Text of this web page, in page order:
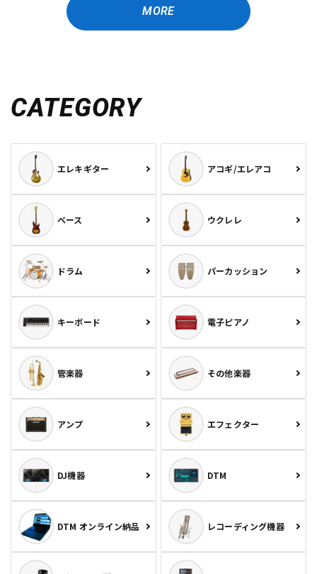
MORE
CATEGORY
エレキギター アコギ/エレアコ
ベース ウクレレ
ドラム パーカッション
キーボード 電子ピアノ
管楽器 その他楽器
アンプ エフェクター
DJ機器 DTM
DTM オンライン納品 レコーディング機器